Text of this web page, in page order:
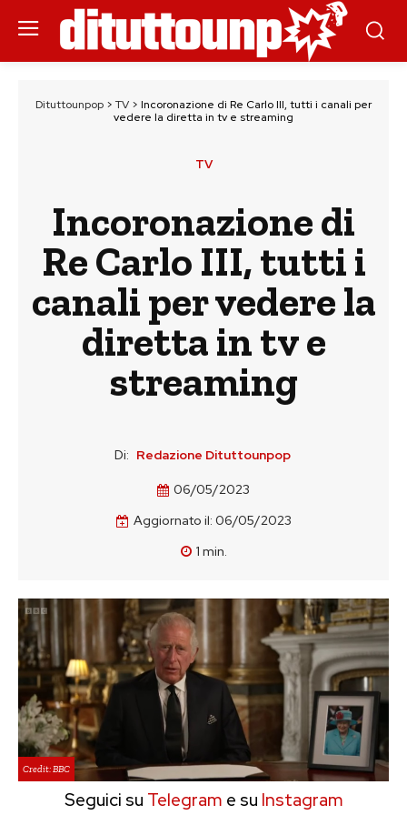
Dituttounpop > TV > Incoronazione di Re Carlo III, tutti i canali per
vedere la diretta in tv e streaming
TV
Incoronazione di
Re Carlo III, tutti i
canali per vedere la
diretta in tv e
streaming
Di: Redazione Dituttounpop
06/05/2023
Aggiornato il: 06/05/2023
1 min.
Credit: BBC
Seguici su Telegram e su Instagram